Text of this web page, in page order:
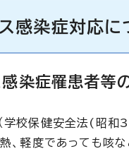
感染症対応に
感染症罹患者等
学校保健安全法(昭
、軽度であっても咳